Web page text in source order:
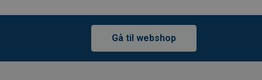
Gå til webshop